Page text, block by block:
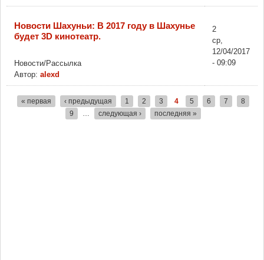
Новости Шахуньи: В 2017 году в Шахунье
будет 3D кинотеатр.
Новости/Рассылка
Автор: alexd
2
ср,
12/04/2017
- 09:09
« первая ‹ предыдущая 1 2 3 4 5 6 7
8
9
… следующая › последняя »